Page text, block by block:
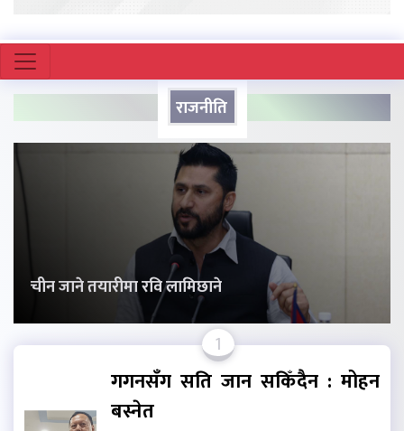
राजनीति
चीन जाने तयारीमा रवि लामिछाने
1
गगनसँग सति जान सकिँदैन : मोहन
बस्नेत